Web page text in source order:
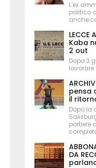
L'ex
politico
anche
LECCE
Kaba
2 out
Dopo 3
lavorare
pensa
il
Dopo la
portiere
DA